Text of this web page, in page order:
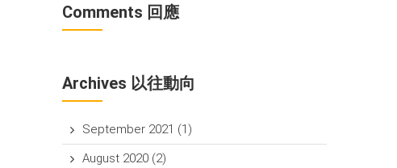
Comments 回應
Archives 以往動向
September 2021 (1)
August 2020 (2)